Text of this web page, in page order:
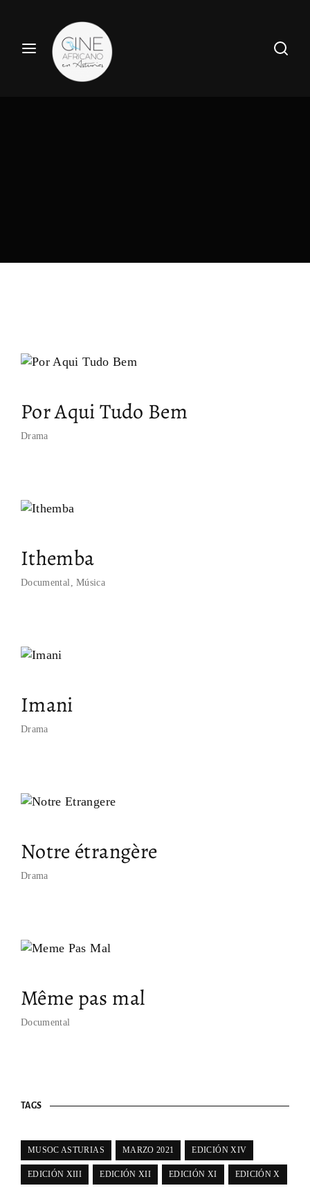
Por Aqui Tudo Bem
Drama
Ithemba
Documental Música
Imani
Drama
Notre étrangère
Drama
Même pas mal
Documental
TAGS
MUSOC ASTURIAS MARZO 2021 EDICIÓN XIV
EDICIÓN XIII EDICIÓN XII EDICIÓN XI EDICIÓN X
Entrar
By signing in, you agree to